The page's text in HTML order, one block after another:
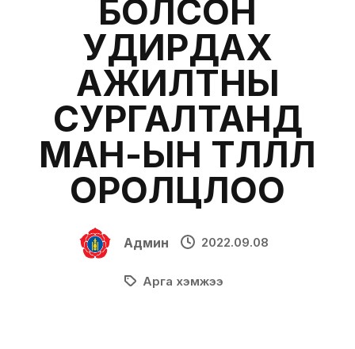
БОЛСОН
УДИРДАХ
АЖИЛТНЫ
СУРГАЛТАНД
МАН-ЫН ТӨЛӨӨЛӨЛ
ОРОЛЦЛОО
Админ 2022.09.08
Арга хэмжээ